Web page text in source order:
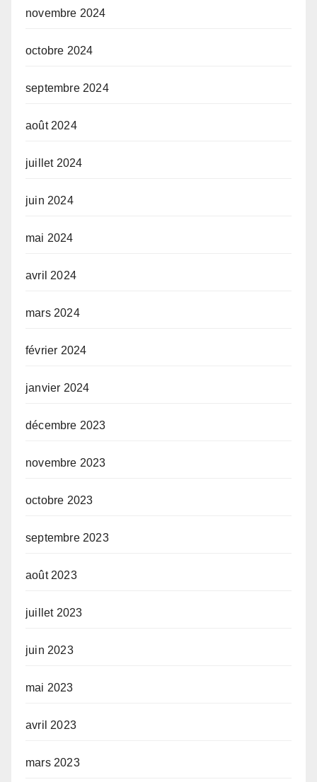
novembre 2024
octobre 2024
septembre 2024
août 2024
juillet 2024
juin 2024
mai 2024
avril 2024
mars 2024
février 2024
janvier 2024
décembre 2023
novembre 2023
octobre 2023
septembre 2023
août 2023
juillet 2023
juin 2023
mai 2023
avril 2023
mars 2023